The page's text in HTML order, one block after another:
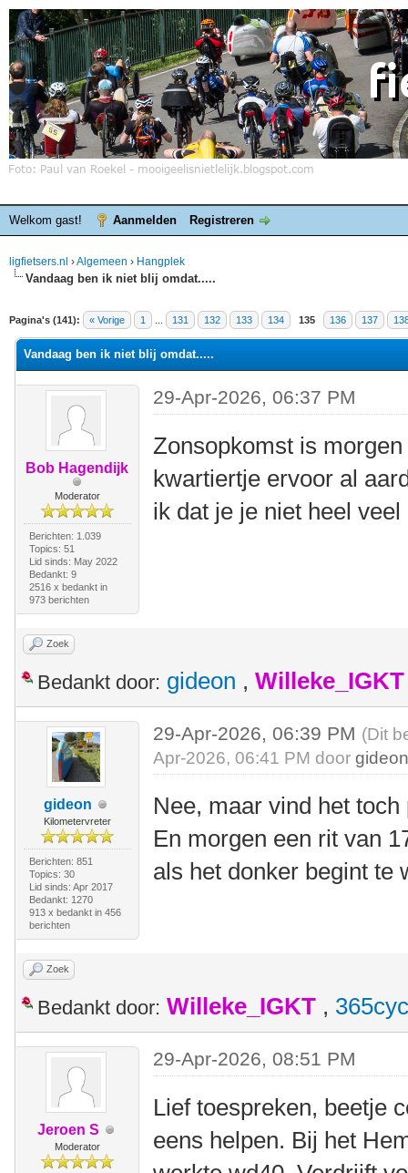
Welkom gast! Aanmelden Registreren
ligfietsers.nl ›Algemeen › Hangplek
Vandaag ben ik niet blij omdat.....
Pagina's (141): « Vorige 1 131 132 133 134 135 136 137
waardering is 4.4
Vandaag ben ik niet blij omdat.....
Bob Hagendijk
Moderator
Berichten: 1.039
Topics: 51
Lid sinds: May 2022
Bedankt: 9
2516 x bedankt in
973 berichten
29-Apr-2026, 06:37 PM
Zonsopkomst is
kwartiertje ervoor al
ik dat je je niet heel
Zoek
Bedankt door: gideon , Willeke_IGKT
gideon
Kilometervreter
Berichten: 851
Topics: 30
Lid sinds: Apr 2017
Bedankt: 1270
913 x bedankt in 456
berichten
29-Apr-2026, 06:39 PM (Dit
Apr-2026, 06:41 PM door
Nee, maar vind het
En morgen een rit van
als het donker begint te
Zoek
Bedankt door: Willeke_IGKT ,
Jeroen S
Moderator
29-Apr-2026, 08:51 PM
Lief toespreken, beetje
eens helpen. Bij het